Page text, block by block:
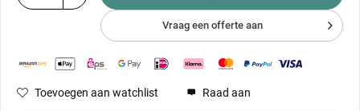
Vraag een offerte aan
Toevoegen aan watchlist Raad aan